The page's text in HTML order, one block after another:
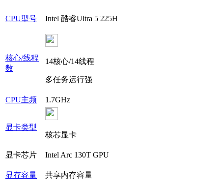
CPU型号 Intel 酷睿Ultra 5 225H
核心/线程
数
14核心/14线程
多任务运行强
CPU主频 1.7GHz
显卡类型
核芯显卡
显卡芯片 Intel Arc 130T GPU
显存容量 共享内存容量